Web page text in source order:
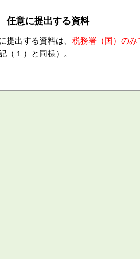
任意に提出する資料
提出する資料は、 税務署（国）のみ
（１）と同様）。